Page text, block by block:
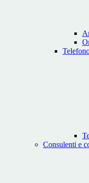
Consulenti e